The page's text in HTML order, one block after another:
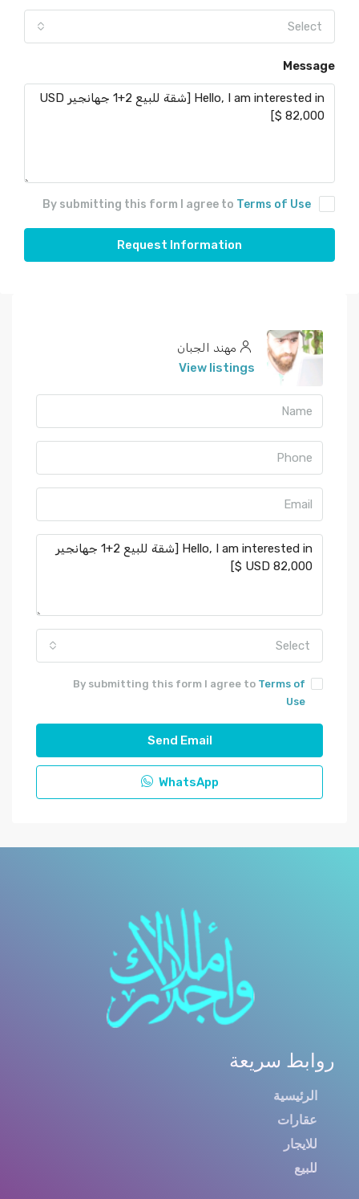
Select
Message
By submitting this form I agree to Terms of Use
Request Information
مهند الجبان
View listings
Select
By submitting this form I agree to Terms of
Use
Send Email
WhatsApp
روابط سريعة
الرئيسية
عقارات
للايجار
للبيع